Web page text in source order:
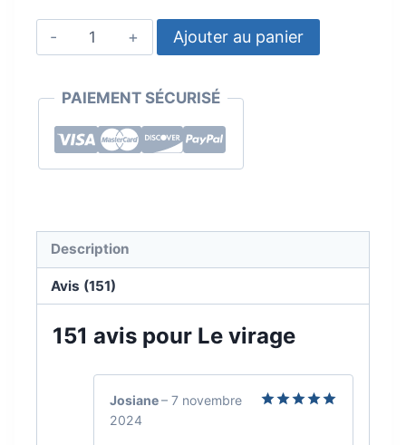
quantité
de
virage
Ajouter au panier
PAIEMENT SÉCURISÉ
Description
Avis (151)
151 avis pour Le virage
Josiane– 7 novembre
2024